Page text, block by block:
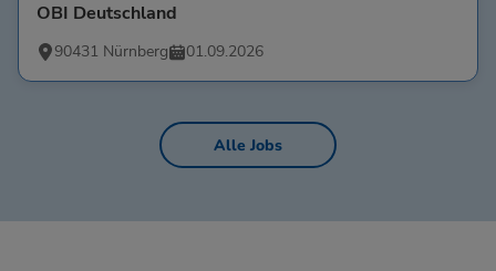
OBI Deutschland
90431 Nürnberg 01.09.2026
Alle Jobs